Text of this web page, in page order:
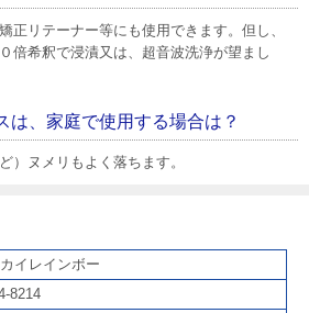
正リテーナー等にも使用できます。但し、
倍希釈で浸漬又は、超音波洗浄が望まし
、家庭で使用する場合は？
）ヌメリもよく落ちます。
イレインボー
8214